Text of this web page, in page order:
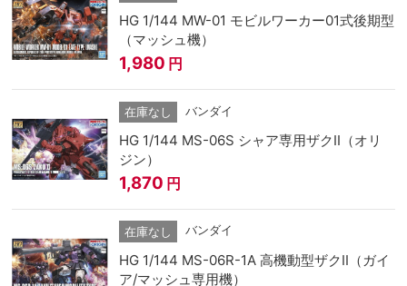
HG 1/144 MW-01 モビルワーカー01式後期型
（マッシュ機）
1,980 円
在庫なし バンダイ
HG 1/144 MS-06S シャア専用ザクII（オリ
ジン）
1,870 円
在庫なし バンダイ
HG 1/144 MS-06R-1A 高機動型ザクII（ガイ
ア/マッシュ専用機）